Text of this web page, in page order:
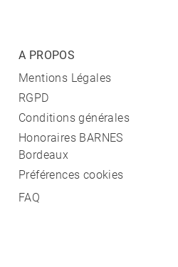
A PROPOS
Mentions Légales
RGPD
Conditions générales
Honoraires BARNES
Bordeaux
Préférences cookies
FAQ